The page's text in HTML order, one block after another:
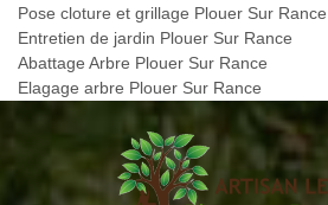
Pose cloture et grillage Plouer Sur Rance
Entretien de jardin Plouer Sur Rance
Abattage Arbre Plouer Sur Rance
Elagage arbre Plouer Sur Rance